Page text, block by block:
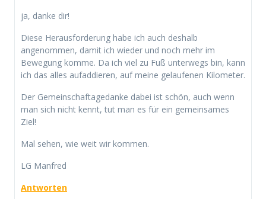
ja, danke dir!
Diese Herausforderung habe ich auch deshalb
angenommen, damit ich wieder und noch mehr im
Bewegung komme. Da ich viel zu Fuß unterwegs bin, kann
ich das alles aufaddieren, auf meine gelaufenen Kilometer.
Der Gemeinschaftagedanke dabei ist schön, auch wenn
man sich nicht kennt, tut man es für ein gemeinsames
Ziel!
Mal sehen, wie weit wir kommen.
LG Manfred
Antworten